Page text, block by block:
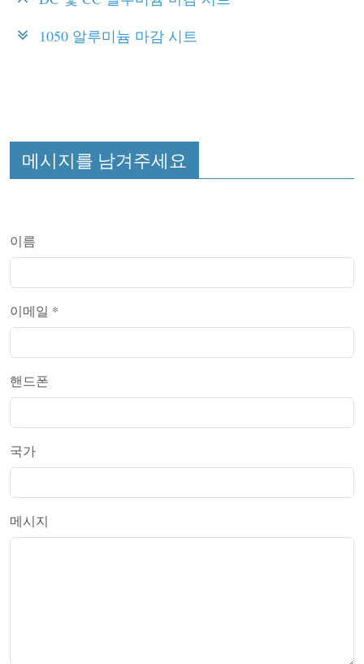
1050 알루미늄 마감 시트
메시지를 남겨주세요
이름
이메일 *
핸드폰
국가
메시지